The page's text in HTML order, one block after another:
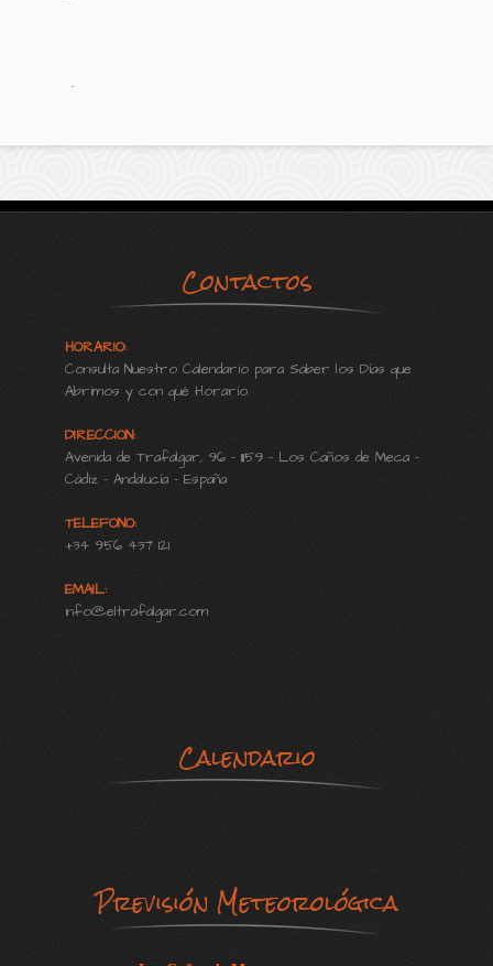
.
Contactos
HORARIO:
Consulta Nuestro Calendario para Saber los Días que
Abrimos y con qué Horario.
DIRECCION:
Avenida de Trafalgar, 96 - 11159 - Los Caños de Meca -
Cádiz - Andalucía - España
TELEFONO:
+34 956 437 121
EMAIL:
info@eltrafalgar.com
Calendario
Previsión Meteorológica